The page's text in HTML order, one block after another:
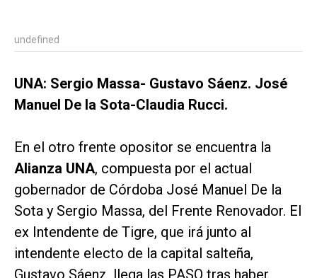
undefined
UNA: Sergio Massa- Gustavo Sáenz. José
Manuel De la Sota-Claudia Rucci.
En el otro frente opositor se encuentra la
Alianza UNA, compuesta por el actual
gobernador de Córdoba José Manuel De la
Sota y Sergio Massa, del Frente Renovador. El
ex Intendente de Tigre, que irá junto al
intendente electo de la capital salteña,
Gustavo Sáenz, llega las PASO tras haber